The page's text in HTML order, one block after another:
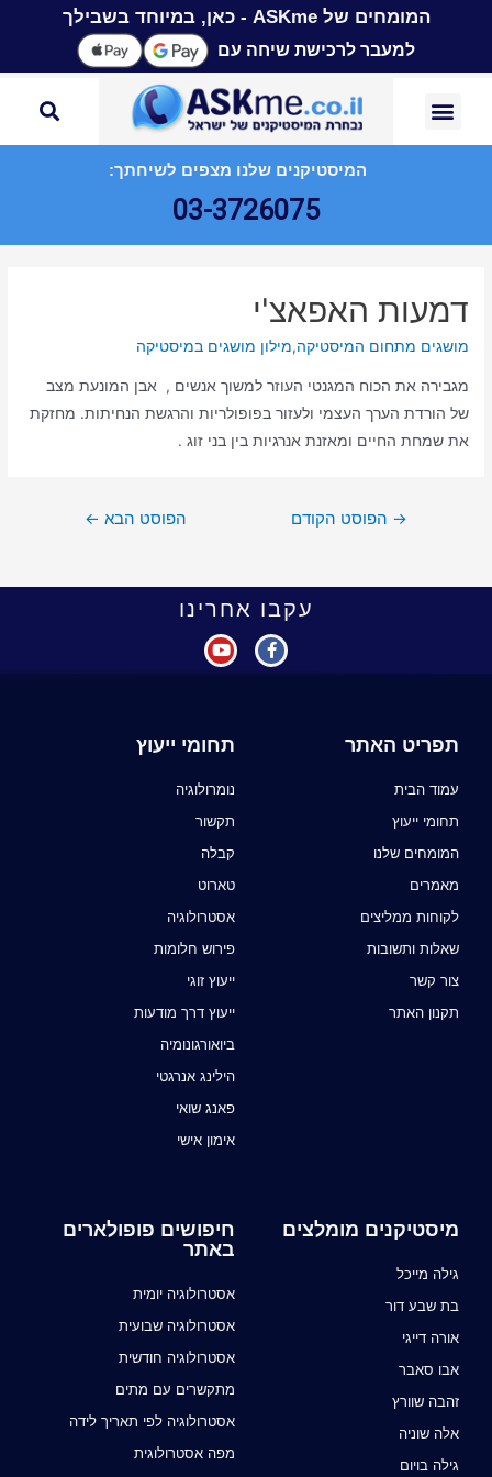
המומחים של ASKme - כאן, במיוחד בשבילך
למעבר לרכישת שיחה עם
המיסטיקנים שלנו מצפים לשיחתך:
03-3726075
דמעות האפאצ'י
מושגים מתחום המיסטיקה,מילון מושגים במיסטיקה
מגבירה את הכוח המגנטי העוזר למשוך אנשים , אבן המונעת מצב
של הורדת הערך העצמי ולעזור בפופולריות והרגשת הנחיתות. מחזקת
את שמחת החיים ומאזנת אנרגיות בין בני זוג .
→ הפוסט הקודם הפוסט הבא ←
עקבו אחרינו
תפריט האתר
עמוד הבית
תחומי ייעוץ
המומחים שלנו
מאמרים
לקוחות ממליצים
שאלות ותשובות
צור קשר
תקנון האתר
תחומי ייעוץ
נומרולוגיה
תקשור
קבלה
טארוט
אסטרולוגיה
פירוש חלומות
ייעוץ זוגי
ייעוץ דרך מודעות
ביואורגונומיה
הילינג אנרגטי
פאנג שואי
אימון אישי
מיסטיקנים מומלצים
גילה מייכל
בת שבע דור
אורה דייגי
אבו סאבר
זהבה שוורץ
אלה שוניה
גילה בויום
חיפושים פופולארים
באתר
אסטרולוגיה יומית
אסטרולוגיה שבועית
אסטרולוגיה חודשית
מתקשרים עם מתים
אסטרולוגיה לפי תאריך לידה
מפה אסטרולוגית